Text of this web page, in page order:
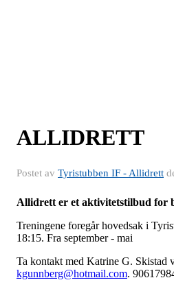
ALLIDRETT
Postet av Tyristubben IF - Allidrett
Allidrett er et aktivitetstilbud for
Treningene foregår hovedsak i
18:15. Fra september - mai
Ta kontakt med Katrine G. Skistad
kgunnberg@hotmail.com.